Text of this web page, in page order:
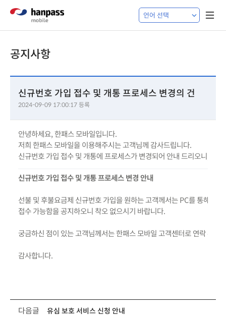
공지사항
신규번호 가입 접수 및 개통 프로세스 변경의 건
2024-09-09 17:00:17 등록
안녕하세요, 한패스 모바일입니다.
저희 한패스 모바일을 이용해주시는 고객님께 감사드립니다.
신규번호 가입 접수 및 개통에 프로세스가 변경되어 안내 드리오니, 참
신규번호 가입 접수 및 개통 프로세스 변경 안내
선불 및 후불요금제 신규번호 가입을 원하는 고객께서는 PC를 통해서
접수 가능함을 공지하오니 착오 없으시기 바랍니다.
궁금하신 점이 있는 고객님께서는 한패스 모바일 고객센터로 연락 부탁
감사합니다.
다음글 유심 보호 서비스 신청 안내